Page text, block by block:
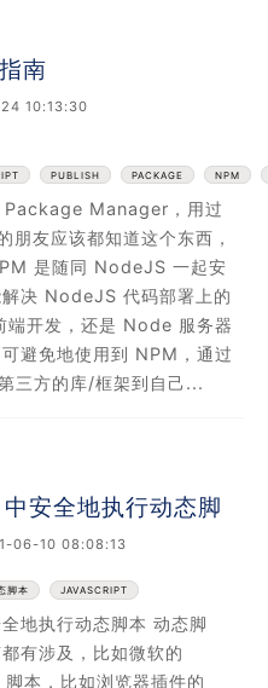
南
10:13:30
PUBLISH PACKAGE NPM
Manager，用过
友应该都知道这个东西，
是随同 NodeJS 一起安
决 NodeJS 代码部署上的
端开发，还是 Node 服务器
避免地使用到 NPM，通过
三方的库/框架到自己...
安全地执行动态脚
06-10 08:08:13
脚本 JAVASCRIPT
地执行动态脚本 动态脚
有涉及，比如微软的
本，比如浏览器插件的